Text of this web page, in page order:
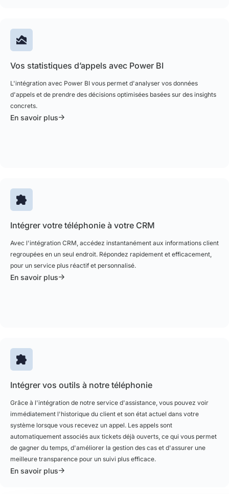
Vos statistiques d’appels avec Power BI
L'intégration avec Power BI vous permet d'analyser vos données
d'appels et de prendre des décisions optimisées basées sur des insights
concrets.
En savoir plus
Intégrer votre téléphonie à votre CRM
Avec l'intégration CRM, accédez instantanément aux informations client
regroupées en un seul endroit. Répondez rapidement et efficacement,
pour un service plus réactif et personnalisé.
En savoir plus
Intégrer vos outils à notre téléphonie
Grâce à l'intégration de notre service d'assistance, vous pouvez voir
immédiatement l'historique du client et son état actuel dans votre
système lorsque vous recevez un appel. Les appels sont
automatiquement associés aux tickets déjà ouverts, ce qui vous permet
de gagner du temps, d'améliorer la gestion des cas et d'assurer une
meilleure transparence pour un suivi plus efficace.
En savoir plus